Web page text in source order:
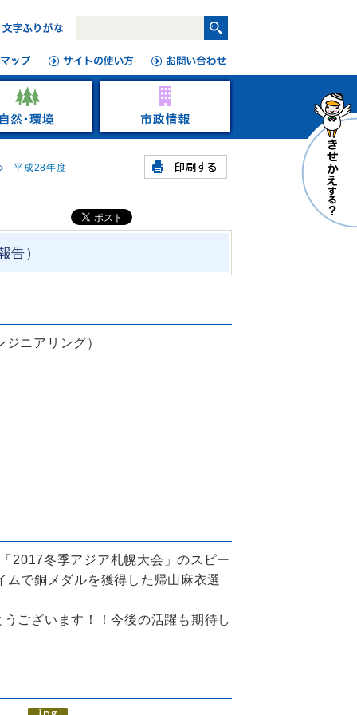
平成28年度
告）
リング）
2017冬季アジア札幌大会」のスピー
で銅メダルを獲得した帰山麻衣選
ございます！！今後の活躍も期待し